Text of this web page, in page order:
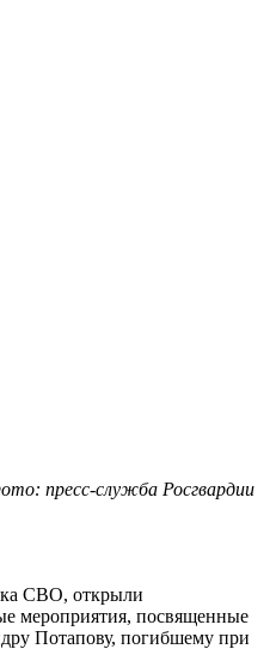
пресс-служба Росгвардии
СВО, открыли
мероприятия, посвященные
Потапову, погибшему при